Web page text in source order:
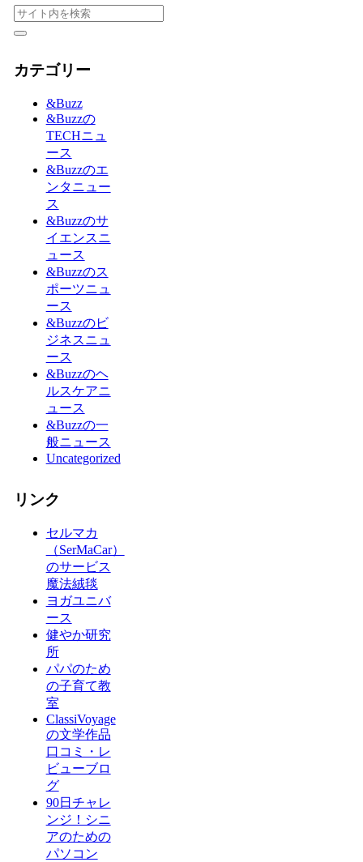
カテゴリー
&Buzz
&Buzzの
TECHニュ
ース
&Buzzのエ
ンタニュー
ス
&Buzzのサ
イエンスニ
ュース
&Buzzのス
ポーツニュ
ース
&Buzzのビ
ジネスニュ
ース
&Buzzのヘ
ルスケアニ
ュース
&Buzzの一
般ニュース
Uncategorized
リンク
セルマカ
（SerMaCar）
のサービス
魔法絨毯
ヨガユニバ
ース
健やか研究
所
パパのため
の子育て教
室
ClassiVoyage
の文学作品
口コミ・レ
ビューブロ
グ
90日チャレ
ンジ！シニ
アのための
パソコン